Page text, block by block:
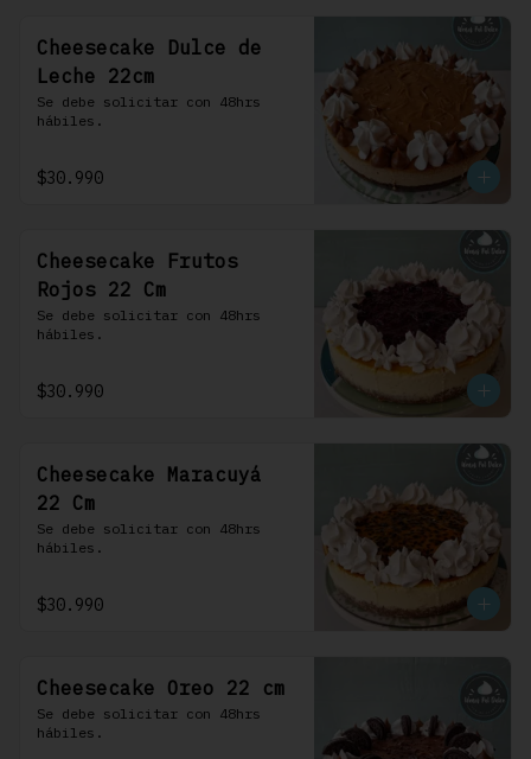
Cheesecake Dulce de
Leche 22cm
Se debe solicitar con 48hrs
hábiles.
$30.990
Cheesecake Frutos
Rojos 22 Cm
Se debe solicitar con 48hrs
hábiles.
$30.990
Cheesecake Maracuyá
22 Cm
Se debe solicitar con 48hrs
hábiles.
$30.990
Cheesecake Oreo 22 cm
Se debe solicitar con 48hrs
hábiles.